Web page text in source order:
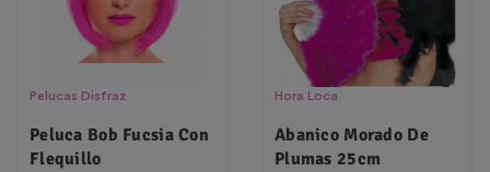
Pelucas Disfraz
Peluca Bob Fucsia Con
Flequillo
Hora Loca
Abanico Morado De
Plumas 25cm